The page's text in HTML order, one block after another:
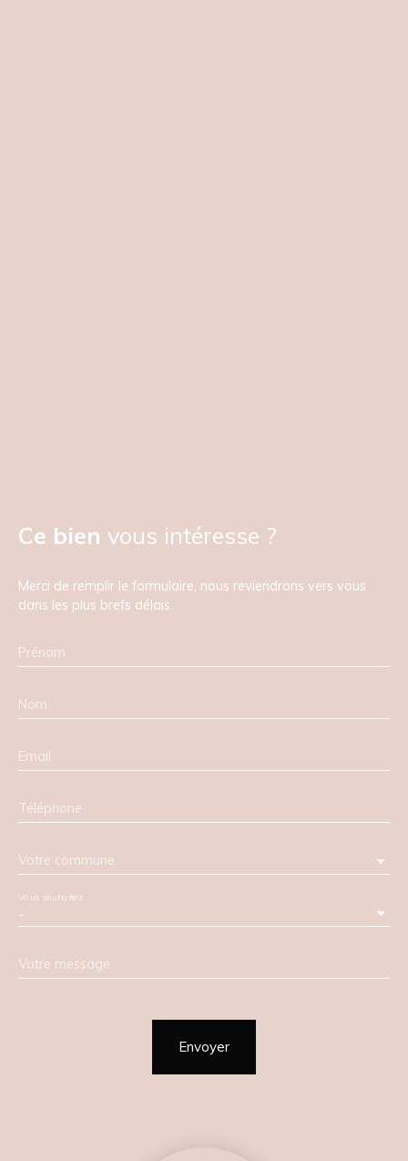
Ce bien vous intéresse ?
Merci de remplir le formulaire, nous reviendrons vers vous
dans les plus brefs délais.
Prénom
Nom
Email
Téléphone
Votre commune
-
Vous souhaitez
Votre message
Envoyer